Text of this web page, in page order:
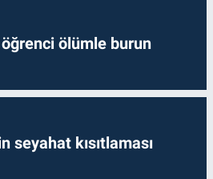
ölümle burun
seyahat kısıtlaması